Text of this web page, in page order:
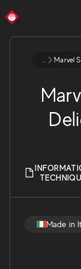
Made in
... Marvel